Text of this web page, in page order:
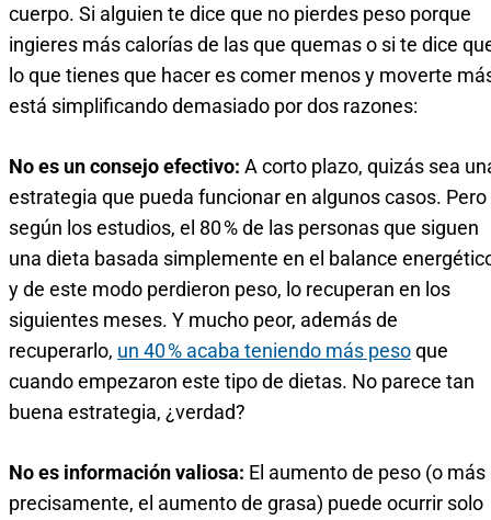
cuerpo. Si alguien te dice que no pierdes peso porque
ingieres más calorías de las que quemas o si te dice
lo que tienes que hacer es comer menos y moverte
está simplificando demasiado por dos razones:
No es un consejo efectivo: A corto plazo, quizás sea
estrategia que pueda funcionar en algunos casos. Pero
según los estudios, el 80 % de las personas que siguen
una dieta basada simplemente en el balance
y de este modo perdieron peso, lo recuperan en los
siguientes meses. Y mucho peor, además de
recuperarlo, un 40 % acaba teniendo más pesoque
cuando empezaron este tipo de dietas. No parece tan
buena estrategia, ¿verdad?
No es información valiosa: El aumento de peso (o más
precisamente, el aumento de grasa) puede ocurrir solo